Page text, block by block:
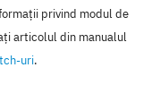
privind modul de
articolul din manualul
uri.